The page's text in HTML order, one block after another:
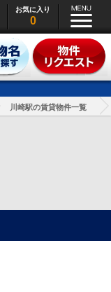
お気に入り
0
川崎駅の賃貸物件一覧